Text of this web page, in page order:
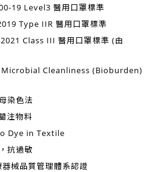
19 Level3 醫用口罩標準
Type IIR 醫用口罩標準
Class III 醫用口罩標準 (由
Microbial Cleanliness (Bioburden)
染色法
注物料
Dye in Textile
抗過敏
器械品質管理體系認證